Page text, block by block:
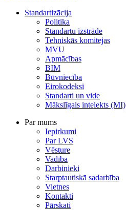
Standartizācija
Politika
Standartu izstrāde
Tehniskās komitejas
MVU
Apmācības
BIM
Būvniecība
Eirokodeksi
Standarti un vide
Mākslīgais intelekts (MI)
Par mums
Iepirkumi
Par LVS
Vēsture
Vadība
Darbinieki
Starptautiskā sadarbība
Vietnes
Kontakti
Pārskati